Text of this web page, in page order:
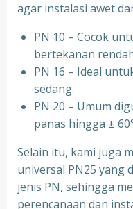
agar instalasi awet
PN 10 – Cocok
bertekanan
⁠PN 16 – Ideal
sedang.
⁠PN 20 – Umum
panas hingga ±
Selain itu, kami juga
universal PN25 yang
jenis PN, sehingga
perencanaan dan